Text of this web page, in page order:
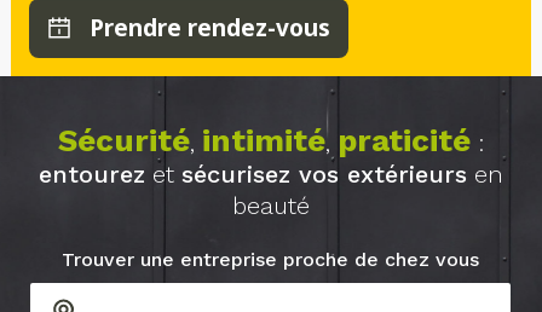
Prendre rendez-vous
Sécurité, intimité, praticité:
entourez et sécurisez vos extérieurs en
beauté
Trouver une entreprise proche de chez vous